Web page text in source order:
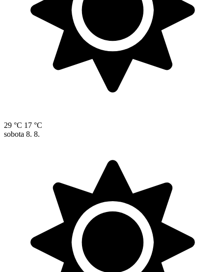
29 °C 17 °C
sobota 8. 8.